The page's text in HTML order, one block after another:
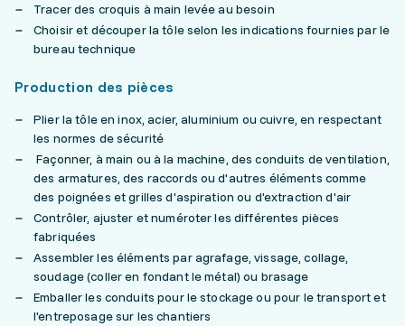
Tracer des croquis à main levée au besoin
Choisir et découper la tôle selon les indications fournies par le
bureau technique
Production des pièces
Plier la tôle en inox, acier, aluminium ou cuivre, en respectant
les normes de sécurité
Façonner, à main ou à la machine, des conduits de ventilation,
des armatures, des raccords ou d'autres éléments comme
des poignées et grilles d'aspiration ou d'extraction d'air
Contrôler, ajuster et numéroter les différentes pièces
fabriquées
Assembler les éléments par agrafage, vissage, collage,
soudage (coller en fondant le métal) ou brasage
Emballer les conduits pour le stockage ou pour le transport et
l'entreposage sur les chantiers